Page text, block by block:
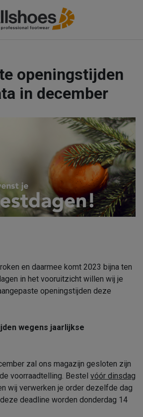
openingstijden
in december
en daarmee komt 2023 bijna ten
in het vooruitzicht willen wij je
openingstijden deze
wegens jaarlijkse
zal ons magazijn gesloten zijn
voorraadtelling. Bestel vóór dinsdag
wij verwerken je order dezelfde dag
deadline worden donderdag 14